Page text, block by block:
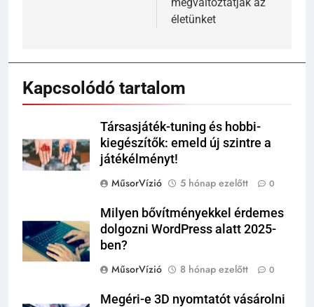
életünket
Kapcsolódó tartalom
Társasjáték-tuning és hobbi-
kiegészítők: emeld új szintre a
játékélményt!
MűsorVízió
5 hónap ezelőtt 0
Milyen bővítményekkel érdemes
dolgozni WordPress alatt 2025-
ben?
MűsorVízió
8 hónap ezelőtt 0
Megéri-e 3D nyomtatót vásárolni